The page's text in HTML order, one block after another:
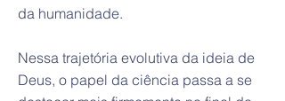
da humanidade.
Nessa trajetória evolutiva da ideia de
Deus, o papel da ciência passa a se